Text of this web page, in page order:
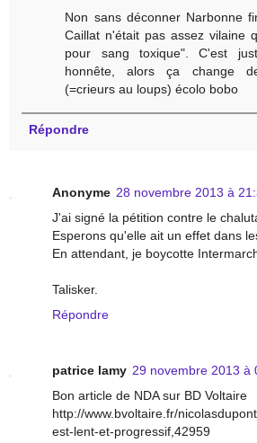
Non sans déconner Narbonne
Caillat n'était pas assez vilaine
pour sang toxique". C'est
honnête, alors ça change
(=crieurs au loups) écolo bobo
Répondre
Anonyme 28 novembre 2013 à
J'ai signé la pétition contre le
Esperons qu'elle ait un effet dans
En attendant, je boycotte
Talisker.
Répondre
patrice lamy 29 novembre 2013 à
Bon article de NDA sur BD Voltaire
http://www.bvoltaire.fr/
est-lent-et-progressif,42959